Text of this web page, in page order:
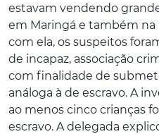
estavam vendendo
em Maringá e também na
com ela, os suspeitos
de incapaz, associação
com finalidade de
análoga à de escravo. A
ao menos cinco crianças
escravo. A delegada